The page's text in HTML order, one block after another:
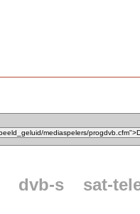
dvb-s
sat-